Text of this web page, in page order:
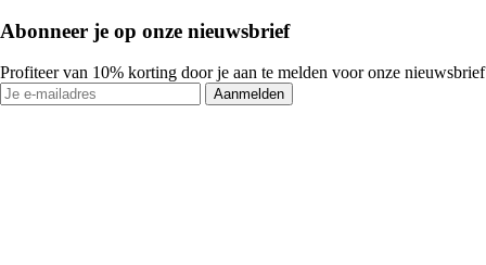
Abonneer je op onze nieuwsbrief
Profiteer van 10% korting door je aan te melden voor onze nieuwsbrief
Aanmelden